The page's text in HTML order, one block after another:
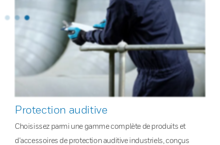
Protection auditive
Choisissez parmi une gamme complète de produits et
d’accessoires de protection auditive industriels, conçus